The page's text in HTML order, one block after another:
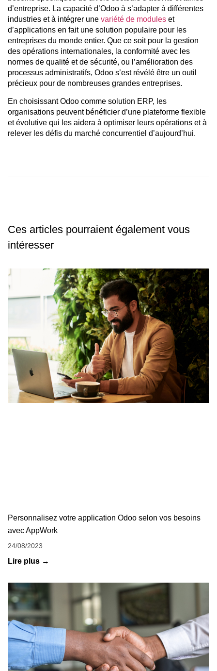
d’entreprise. La capacité d’Odoo à s’adapter à différentes
industries et à intégrer une variété de modules et
d’applications en fait une solution populaire pour les
entreprises du monde entier. Que ce soit pour la gestion
des opérations internationales, la conformité avec les
normes de qualité et de sécurité, ou l’amélioration des
processus administratifs, Odoo s’est révélé être un outil
précieux pour de nombreuses grandes entreprises.
En choisissant Odoo comme solution ERP, les
organisations peuvent bénéficier d’une plateforme flexible
et évolutive qui les aidera à optimiser leurs opérations et à
relever les défis du marché concurrentiel d’aujourd’hui.
Ces articles pourraient également vous
intéresser
Personnalisez votre application Odoo selon vos besoins
avec AppWork
24/08/2023
Lire plus →